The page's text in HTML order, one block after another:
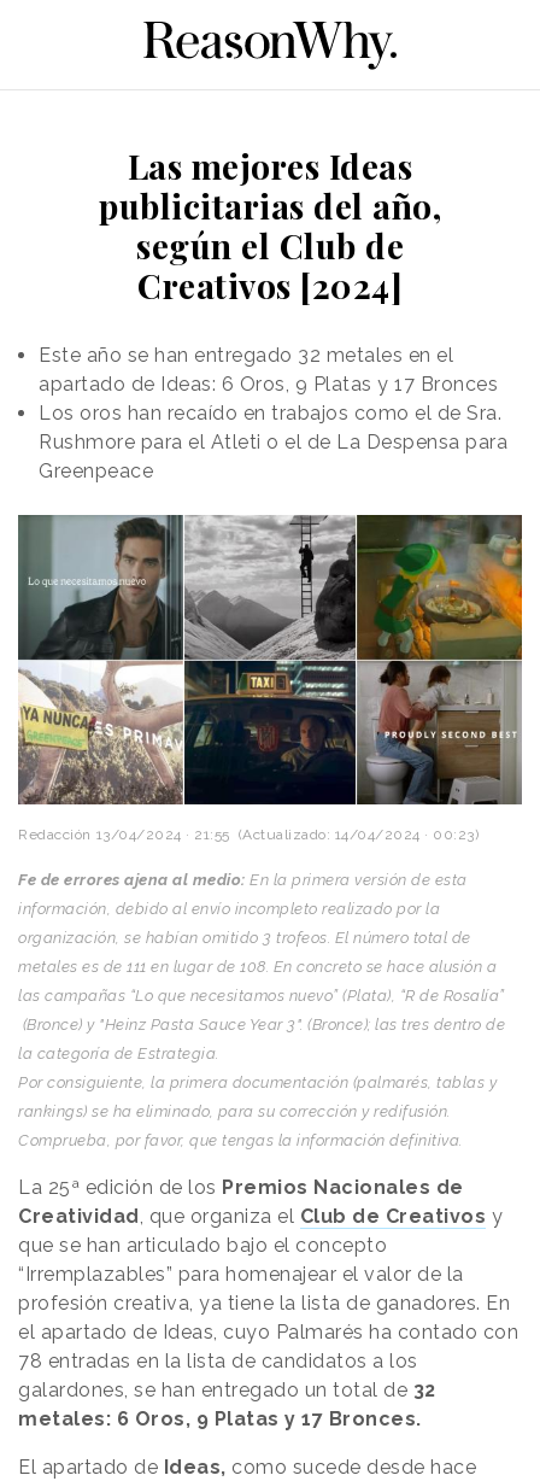
Las mejores Ideas
publicitarias del año,
según el Club de
Creativos [2024]
Este año se han entregado 32 metales en el
apartado de Ideas: 6 Oros, 9 Platas y 17 Bronces
Los oros han recaído en trabajos como el de Sra.
Rushmore para el Atleti o el de La Despensa para
Greenpeace
Redacción 13/04/2024 · 21:55 (Actualizado: 14/04/2024 · 00:23)
Fe de errores ajena al medio: En la primera versión de esta
información, debido al envío incompleto realizado por la
organización, se habían omitido 3 trofeos. El número total de
metales es de 111 en lugar de 108. En concreto se hace alusión a
las campañas “Lo que necesitamos nuevo” (Plata), “R de Rosalía”
(Bronce) y "Heinz Pasta Sauce Year 3". (Bronce); las tres dentro de
la categoría de Estrategia.
Por consiguiente, la primera documentación (palmarés, tablas y
rankings) se ha eliminado, para su corrección y redifusión.
Comprueba, por favor, que tengas la información definitiva.
La 25ª edición de los Premios Nacionales de
Creatividad , que organiza el Club de Creativos y
que se han articulado bajo el concepto
“Irremplazables” para homenajear el valor de la
profesión creativa, ya tiene la lista de ganadores. En
el apartado de Ideas, cuyo Palmarés ha contado con
78 entradas en la lista de candidatos a los
galardones, se han entregado un total de 32
metales: 6 Oros, 9 Platas y 17 Bronces.
El apartado de Ideas, como sucede desde hace